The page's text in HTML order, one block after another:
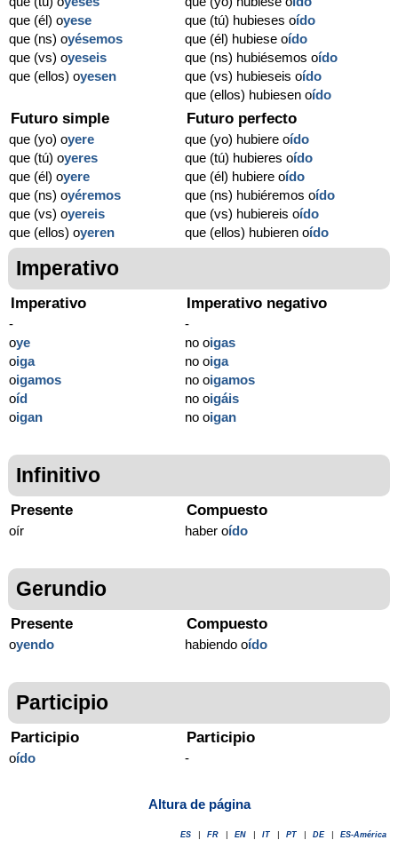
que (él) oyese
que (ns) oyésemos
que (vs) oyeseis
que (ellos) oyesen
que (tú) hubieses oído
que (él) hubiese oído
que (ns) hubiésemos oído
que (vs) hubieseis oído
que (ellos) hubiesen oído
Futuro simple
que (yo) oyere
que (tú) oyeres
que (él) oyere
que (ns) oyéremos
que (vs) oyereis
que (ellos) oyeren
Futuro perfecto
que (yo) hubiere oído
que (tú) hubieres oído
que (él) hubiere oído
que (ns) hubiéremos oído
que (vs) hubiereis oído
que (ellos) hubieren oído
Imperativo
Imperativo
-
oye
oiga
oigamos
oíd
oigan
Imperativo negativo
-
no oigas
no oiga
no oigamos
no oigáis
no oigan
Infinitivo
Presente
oír
Compuesto
haber oído
Gerundio
Presente
oyendo
Compuesto
habiendo oído
Participio
Participio
oído
Participio
-
Altura de página
ES FR EN IT PT DE ES-América